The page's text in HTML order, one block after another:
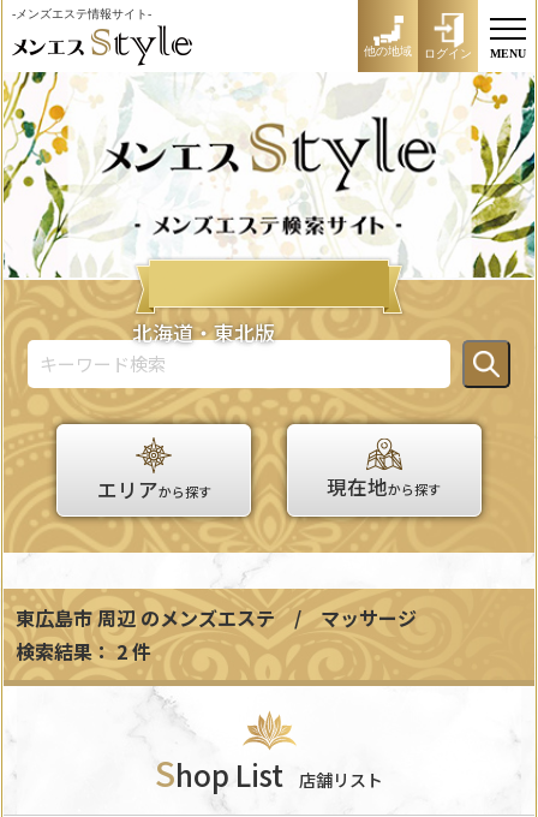
-メンズエステ情報サイト-
他の地域 ログイン MENU
北海道・東北版
エリアから探す 現在地から探す
東広島市 周辺のメンズエステ / マッサージ
検索結果： 2 件
Shop List 店舗リスト